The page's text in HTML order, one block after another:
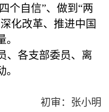
个自信”、做到“两
化改革、推进中国
、各支部委员、离
初审：张小明